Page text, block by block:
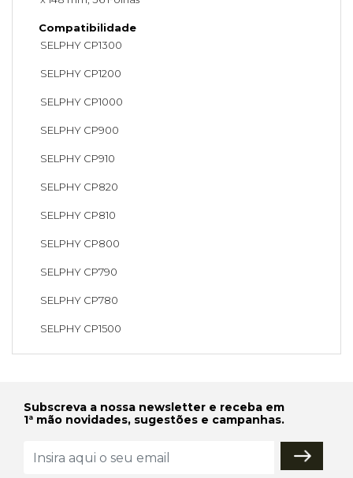
Compatibilidade
SELPHY CP1300
SELPHY CP1200
SELPHY CP1000
SELPHY CP900
SELPHY CP910
SELPHY CP820
SELPHY CP810
SELPHY CP800
SELPHY CP790
SELPHY CP780
SELPHY CP1500
Subscreva a nossa newsletter e receba em
1ª mão novidades, sugestões e campanhas.